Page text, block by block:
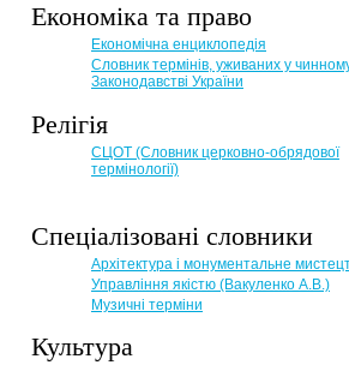
Економіка та право
Eкономічна енциклопедія
Словник термінів, уживаних у
Законодавстві України
Релігія
СЦОТ (Словник церковно-обрядової
термінології)
Спеціалізовані словники
Архітектура і монументальне
Управління якістю (Вакуленко А.В.)
Музичні терміни
Культура